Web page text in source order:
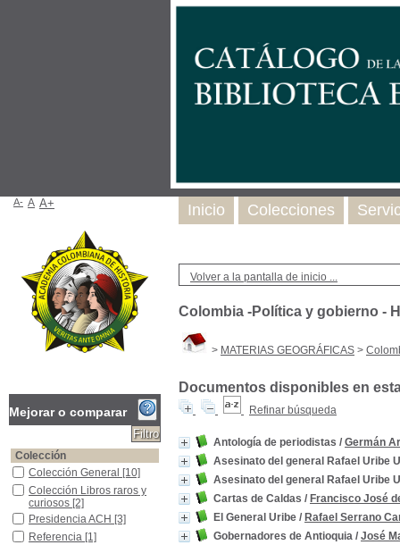
Volver a la pantalla de inicio ...
Colombia -Política y gobierno -
> MATERIAS GEOGRÁFICAS >
Documentos disponibles en
Refinar búsqueda
Antología de periodistas / Germán
Asesinato del general Rafael Uribe
Asesinato del general Rafael Uribe
Cartas de Caldas / Francisco José
El General Uribe / Rafael Serrano
Gobernadores de Antioquia / José
Inicio Colecciones
A- A A+
Mejorar o comparar
Colección
Colección General
Colección General [10]
Colección Libros raros y curiosos
Colección Libros raros y
curiosos [2]
Presidencia ACH
Presidencia ACH [3]
Referencia
Referencia [1]